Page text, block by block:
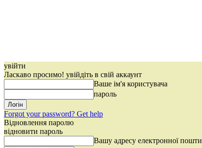
увійти
Ласкаво просимо! увійдіть в свій аккаунт
Ваше ім'я користувача
пароль
Forgot your password? Get help
Відновлення паролю
відновити пароль
Вашу адресу електронної пошти